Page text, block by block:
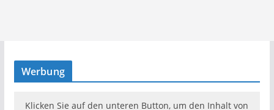
Werbung
Klicken Sie auf den unteren Button, um den Inhalt von